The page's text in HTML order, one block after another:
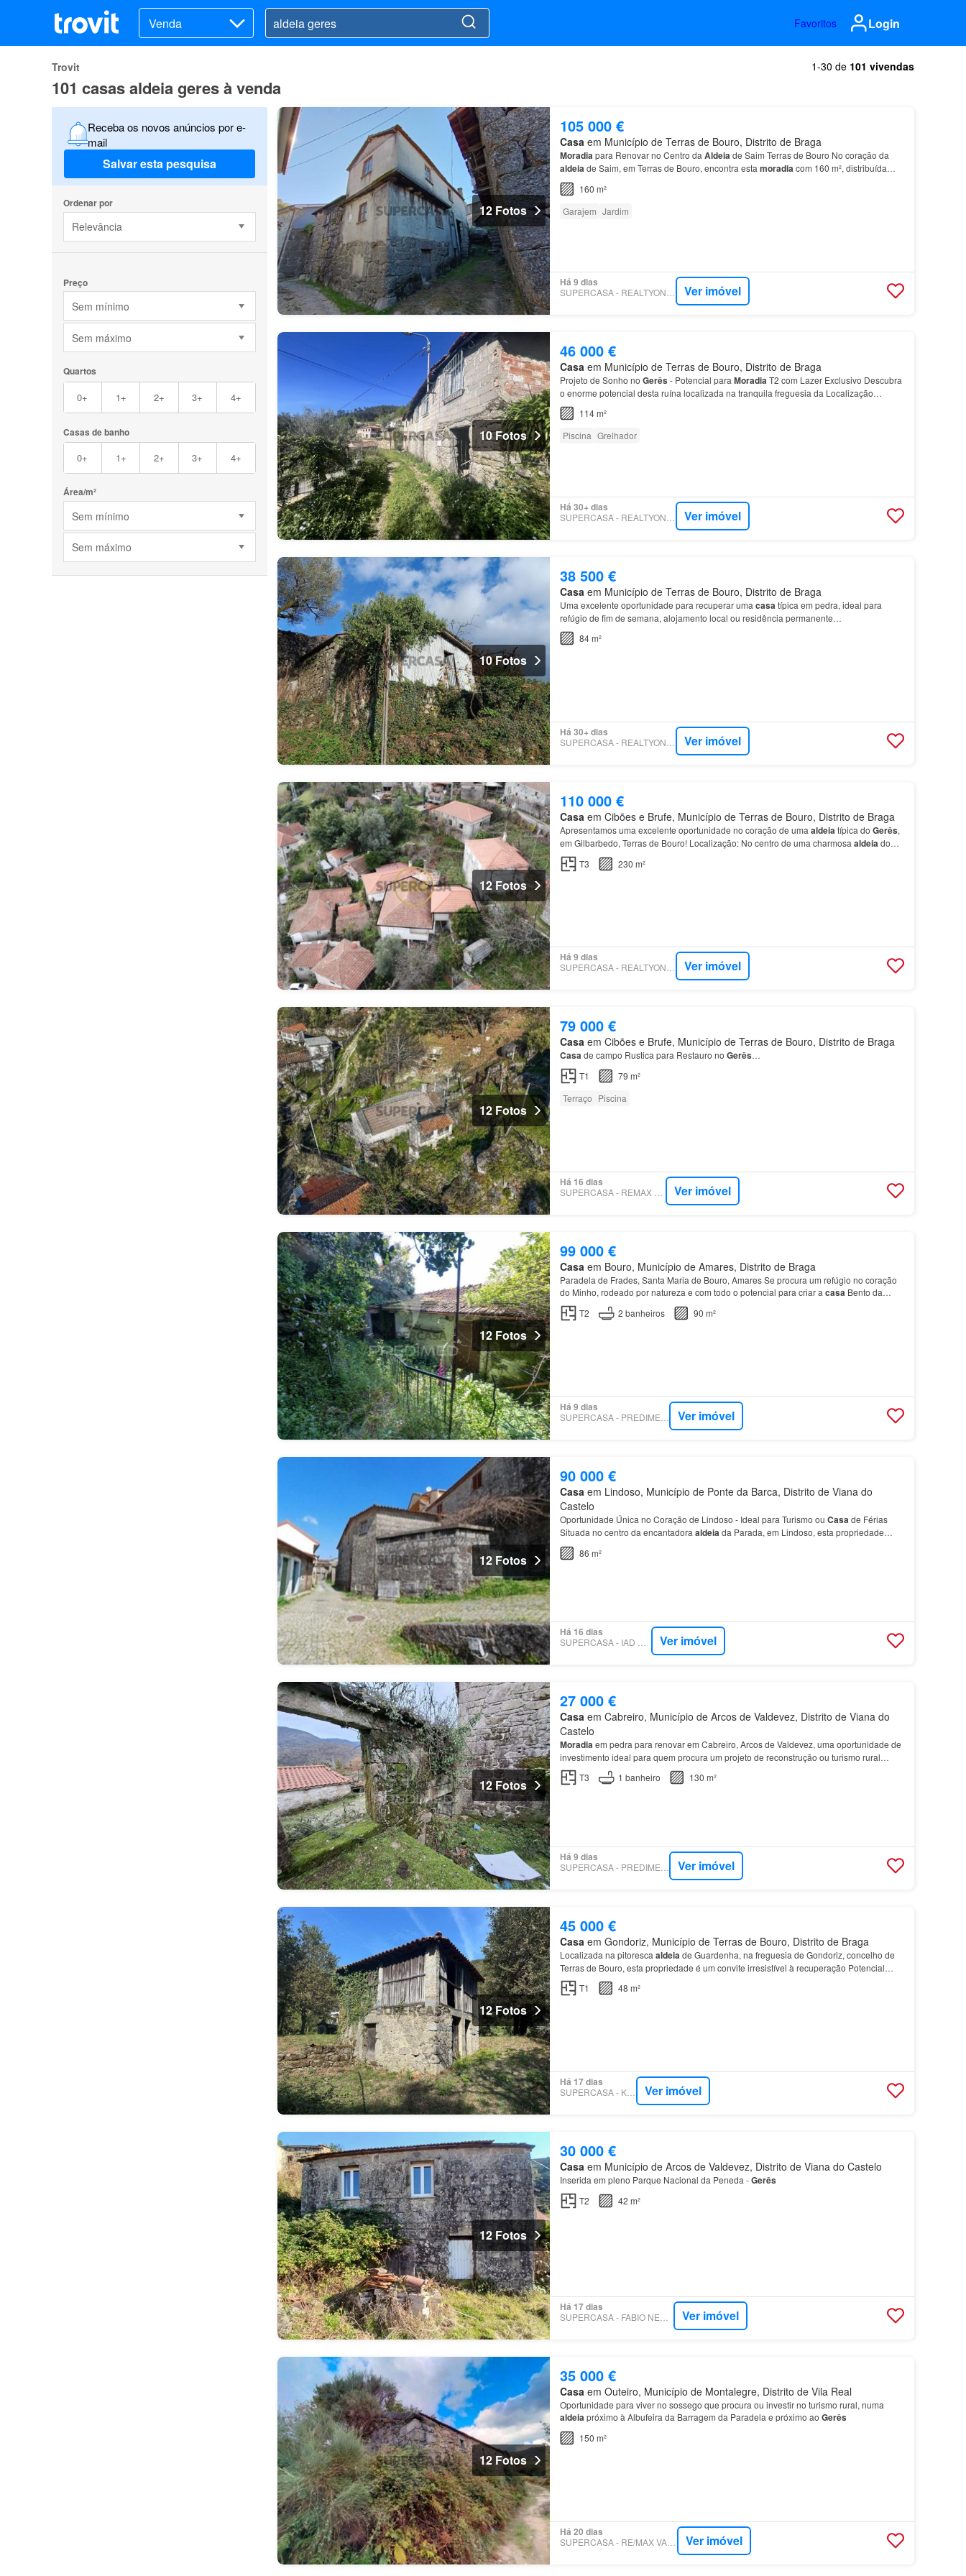
Venda Favoritos Login
Trovit 1-30 de 101 vivendas
101 casas aldeia geres à venda
Receba os novos anúncios por e-
mail
Salvar esta pesquisa
Ordenar por
Relevância
Preço
Sem mínimo
Sem máximo
Quartos
0+ 1+ 2+ 3+ 4+
Casas de banho
0+ 1+ 2+ 3+ 4+
Área/m²
Sem mínimo
Sem máximo
12 Fotos
105 000 €
Casaem Município de Terras de Bouro, Distrito de Braga
Moradiapara Renovar no Centro da Aldeiade Saim Terras de Bouro No coração da
aldeiade Saim, em Terras de Bouro, encontra esta moradiacom 160 m², distribuída
alojamento local ou investimento turístico, aproveitando a cresc…
160 m²
Garajem Jardim
Há 9 dias
SUPERCASA - REALTYONEGROUP EAGLE Ver imóvel
10 Fotos
46 000 €
Casa em Município de Terras de Bouro, Distrito de Braga
Projeto de Sonho no Gerês - Potencial para MoradiaT2 com Lazer Exclusivo Descubra
o enorme potencial desta ruína localizada na tranquila freguesia da Localização
estratégica: Situada numa
114 m²
Piscina Grelhador
Há 30+ dias
SUPERCASA - REALTYONEGROUP EAGLE Ver imóvel
10 Fotos
38 500 €
Casa em Município de Terras de Bouro, Distrito de Braga
Uma excelente oportunidade para recuperar uma casatípica em pedra, ideal para
refúgio de fim de semana, alojamento local ou residência permanente…
84 m²
Há 30+ dias
SUPERCASA - REALTYONEGROUP EAGLE Ver imóvel
12 Fotos
110 000 €
Casa em Cibões e Brufe, Município de Terras de Bouro, Distrito de Braga
Apresentamos uma excelente oportunidade no coração de uma aldeiatípica do Gerês,
em Gilbarbedo, Terras de Bouro! Localização: No centro de uma charmosa aldeiado
Gerês , rodeada pela tranquilidade e beleza natural.…
T3 230 m²
Há 9 dias
SUPERCASA - REALTYONEGROUP EAGLE Ver imóvel
12 Fotos
79 000 €
Casa em Cibões e Brufe, Município de Terras de Bouro, Distrito de Braga
Casade campo Rustica para Restauro no Gerês…
T1
79 m²
Terraço Piscina
Há 16 dias
SUPERCASA - REMAX GRUPO MOVE Ver imóvel
12 Fotos
99 000 €
Casa em Bouro, Município de Amares, Distrito de Braga
Paradela de Frades, Santa Maria de Bouro, Amares Se procura um refúgio no coração
do Minho, rodeado por natureza e com todo o potencial para criar a casa Bento da
Porta Aberta 35 minutos do Parque Nacional da Peneda-
T2 2 banheiros 90 m²
Há 9 dias
SUPERCASA - PREDIMED IMOBILÍARIA Ver imóvel
12 Fotos
90 000 €
Casa em Lindoso, Município de Ponte da Barca, Distrito de Viana do
Castelo
Oportunidade Única no Coração de Lindoso - Ideal para Turismo ou Casade Férias
Situada no centro da encantadora aldeiada Parada, em Lindoso, esta propriedade
atrações turísticas de excelência, como o icónico Castelo de Lind…
86 m²
Há 16 dias
Ver imóvel
12 Fotos
27 000 €
Casa em Cabreiro, Município de Arcos de Valdevez, Distrito de Viana do
Castelo
Moradiaem pedra para renovar em Cabreiro, Arcos de Valdevez, uma oportunidade de
investimento ideal para quem procura um projeto de reconstrução ou turismo rural
numa das zonas mais autênticas do Alto Minho - Parque Nacional…
T3 1 banheiro 130 m²
Há 9 dias
Ver imóvel
12 Fotos
45 000 €
Casa em Gondoriz, Município de Terras de Bouro, Distrito de Braga
Localizada na pitoresca aldeiade Guardenha, na freguesia de Gondoriz, concelho de
Terras de Bouro, esta propriedade é um convite irresistível à recuperação Potencial
Ilimitado: Uma ruína em pedra com um charme rústico, pront…
T1 48 m²
Há 17 dias
SUPERCASA - KW ALFA Ver imóvel
12 Fotos
30 000 €
Casa em Município de Arcos de Valdevez, Distrito de Viana do Castelo
Inserida em pleno Parque Nacional da Peneda -Gerês
T2 42 m²
Há 17 dias
Ver imóvel
12 Fotos
35 000 €
Casa em Outeiro, Município de Montalegre, Distrito de Vila Real
Oportunidade para viver no sossego que procura ou investir no turismo rural, numa
aldeiapróximo à Albufeira da Barragem da Paradela e próximo ao Gerês
150 m²
Há 20 dias
SUPERCASA - RE/MAX VANTAGEM INVICTA Ver imóvel